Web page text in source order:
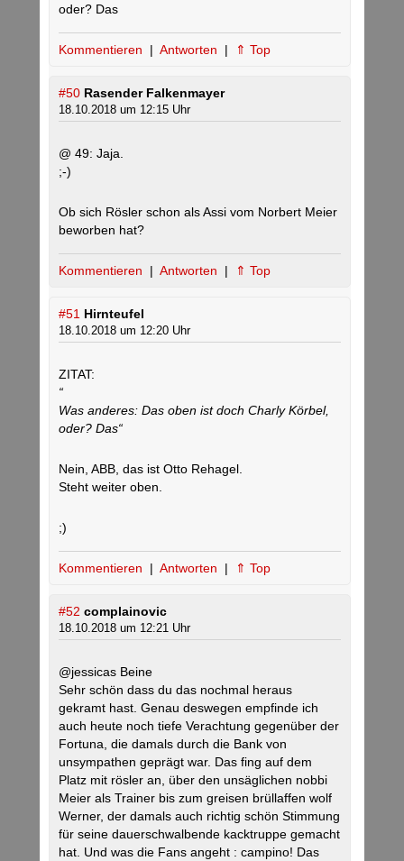
oder? Das
Kommentieren | Antworten | ⇑ Top
#50 Rasender Falkenmayer
18.10.2018 um 12:15 Uhr
@ 49: Jaja.
;-)
Ob sich Rösler schon als Assi vom Norbert Meier
beworben hat?
Kommentieren | Antworten | ⇑ Top
#51 Hirnteufel
18.10.2018 um 12:20 Uhr
ZITAT:
“
Was anderes: Das oben ist doch Charly Körbel,
oder? Das“
Nein, ABB, das ist Otto Rehagel.
Steht weiter oben.
;)
Kommentieren | Antworten | ⇑ Top
#52 complainovic
18.10.2018 um 12:21 Uhr
@jessicas Beine
Sehr schön dass du das nochmal heraus
gekramt hast. Genau deswegen empfinde ich
auch heute noch tiefe Verachtung gegenüber der
Fortuna, die damals durch die Bank von
unsympathen geprägt war. Das fing auf dem
Platz mit rösler an, über den unsäglichen nobbi
Meier als Trainer bis zum greisen brüllaffen wolf
Werner, der damals auch richtig schön Stimmung
für seine dauerschwalbende kacktruppe gemacht
hat. Und was die Fans angeht : campino! Das